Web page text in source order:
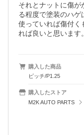
それとナットに傷が
る程度で塗装のハゲ
使っていれば傷付く
れば良いと思います。
購入した商品
ピッチ/P1.25
購入したストア
M2K AUTO PARTS